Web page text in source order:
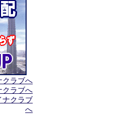
クラブへ
クラブへ
ナクラブ
へ